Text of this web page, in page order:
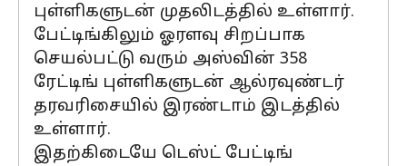
புள்ளிகளுடன் முதலிடத்தில் உள்ளார்.
பேட்டிங்கிலும் ஓரளவு சிறப்பாக
செயல்பட்டு வரும் அஸ்வின் 358
ரேட்டிங் புள்ளிகளுடன் ஆல்ரவுண்டர்
தரவரிசையில் இரண்டாம் இடத்தில்
உள்ளார்.
இதற்கிடையே டெஸ்ட் பேட்டிங்